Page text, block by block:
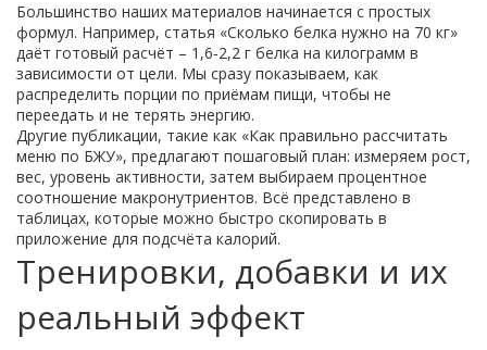
Большинство наших материалов начинается с простых
формул. Например, статья «Сколько белка нужно на 70 кг»
даёт готовый расчёт – 1,6‑2,2 г белка на килограмм в
зависимости от цели. Мы сразу показываем, как
распределить порции по приёмам пищи, чтобы не
переедать и не терять энергию.
Другие публикации, такие как «Как правильно рассчитать
меню по БЖУ», предлагают пошаговый план: измеряем рост,
вес, уровень активности, затем выбираем процентное
соотношение макронутриентов. Всё представлено в
таблицах, которые можно быстро скопировать в
приложение для подсчёта калорий.
Тренировки, добавки и их
реальный эффект